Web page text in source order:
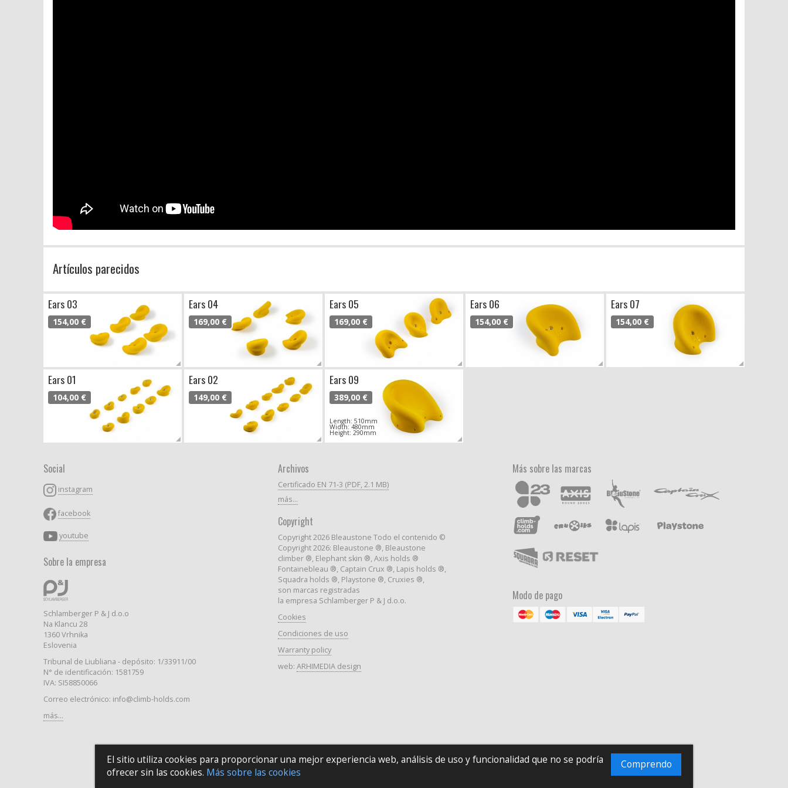
Comprendo
El sitio utiliza cookies para proporcionar una mejor experiencia web, análisis de uso y funcionalidad que no se podría
ofrecer sin las cookies. Más sobre las cookies
Artículos parecidos
Ears 03
154,00 €
Ears 04
169,00 €
Ears 05
169,00 €
Ears 06
154,00 €
Ears 07
154,00 €
Ears 01
104,00 €
Ears 02
149,00 €
Ears 09
389,00 €
Length: 510mm
Width: 480mm
Height: 290mm
Social
instagram
facebook
youtube
Sobre la empresa
Schlamberger P & J d.o.o
Na Klancu 28
1360 Vrhnika
Eslovenia
Tribunal de Liubliana - depósito: 1/33911/00
N° de identificación: 1581759
IVA: SI58850066
Correo electrónico: info@climb-holds.com
más...
Archivos
Certificado EN 71-3 (PDF, 2.1 MB)
más...
Copyright
Copyright 2026 Bleaustone Todo el contenido ©
Copyright 2026: Bleaustone ®, Bleaustone
climber ®, Elephant skin ®, Axis holds ®
Fontainebleau ®, Captain Crux ®, Lapis holds ®,
Squadra holds ®, Playstone ®, Cruxies ®,
son marcas registradas
la empresa Schlamberger P & J d.o.o.
Cookies
Condiciones de uso
Warranty policy
web: ARHIMEDIA design
Más sobre las marcas
Modo de pago